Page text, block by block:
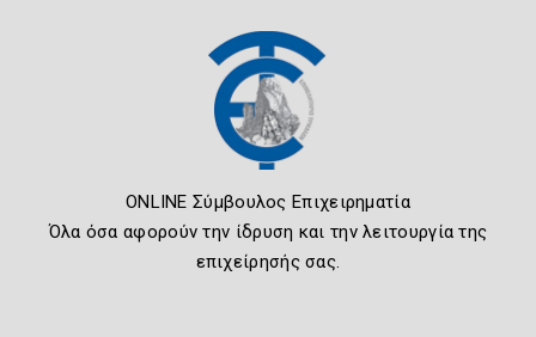
ONLINE Σύμβουλος Επιχειρηματία
Όλα όσα αφορούν την ίδρυση και την λειτουργία της
επιχείρησής σας.